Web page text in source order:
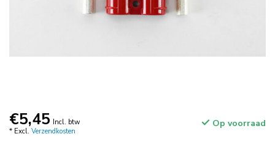
€5,45 Incl. btw
* Excl. Verzendkosten
Op voorraad